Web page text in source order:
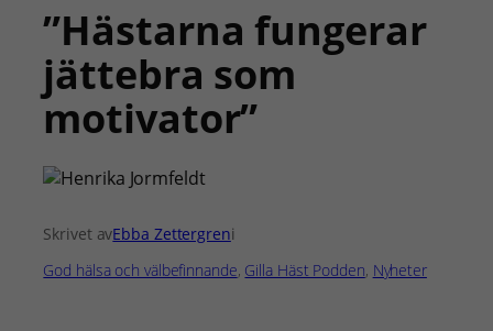
”Hästarna fungerar
jättebra som
motivator”
Skrivet avEbba Zettergreni
God hälsa och välbefinnande, Gilla Häst Podden, Nyheter